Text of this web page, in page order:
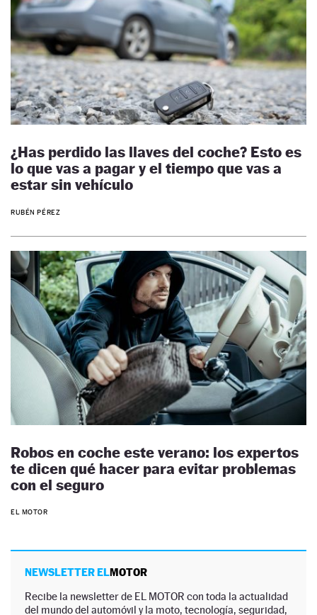
¿Has perdido las llaves del coche? Esto es
lo que vas a pagar y el tiempo que vas a
estar sin vehículo
RUBÉN PÉREZ
Robos en coche este verano: los expertos
te dicen qué hacer para evitar problemas
con el seguro
EL MOTOR
NEWSLETTER ELMOTOR
Recibe la newsletter de EL MOTOR con toda la actualidad
del mundo del automóvil y la moto, tecnología, seguridad,